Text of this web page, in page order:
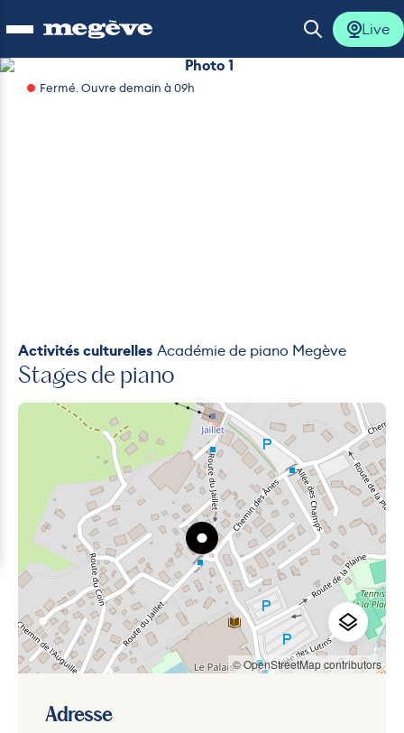
Ouvrir le menu Ouvrir la
Live
Activités culturelles Académie de piano Megève
Stages de piano
Photo 1
Fermé. Ouvre demain à 09h
© OpenStreetMap contributors
Adresse